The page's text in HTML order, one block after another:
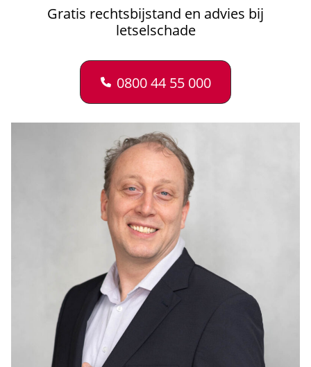
Gratis rechtsbijstand en advies bij
letselschade
0800 44 55 000